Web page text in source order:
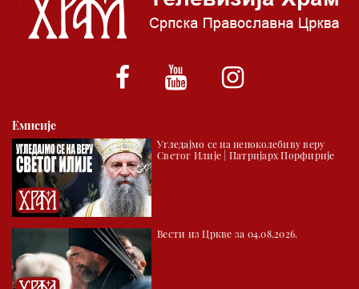
*најважније вести емитујемо на сваки пун сат
Емисије
Угледајмо се на непоколебиву веру
Светог Илије | Патријарх Порфирије
Вести из Цркве за 04.08.2026.